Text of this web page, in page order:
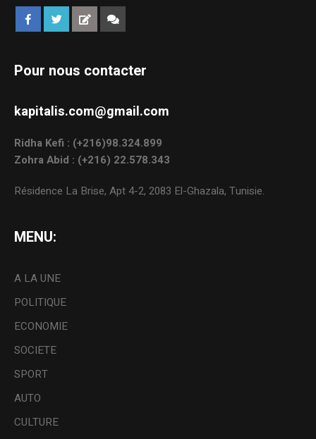
Pour nous contacter
kapitalis.com@gmail.com
Ridha Kefi : (+216)98.324.899
Zohra Abid : (+216) 22.578.343
Résidence La Brise, Apt 4-2, 2083 El-Ghazala, Tunisie.
MENU:
A LA UNE
POLITIQUE
ECONOMIE
SOCIETE
SPORT
AUTO
CULTURE